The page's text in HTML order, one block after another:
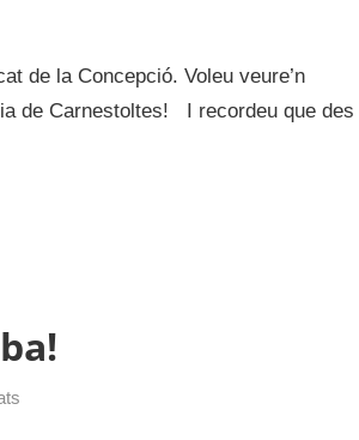
de la Concepció. Voleu veure’n
de Carnestoltes! I recordeu que des